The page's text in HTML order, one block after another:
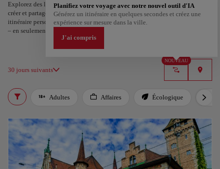
Explorez des lieux et des expériences, et marquez vos favoris d’un cœur pour
créer et partager votre itinéraire. Vous voulez plus d’idées ? Obtenez un
itinéraire personnalisé selon vos centres d’intérêt et la durée de votre voyage
– en seulement deux étapes et téléchargeable sur Google Maps.
30 jours suivants
NOUVEAU
Planifiez votre voyage avec notre nouvel outil d'IA
Générez un itinéraire en quelques secondes et créez une
expérience sur mesure dans la ville.
J'ai compris
Adultes Affaires Écologique